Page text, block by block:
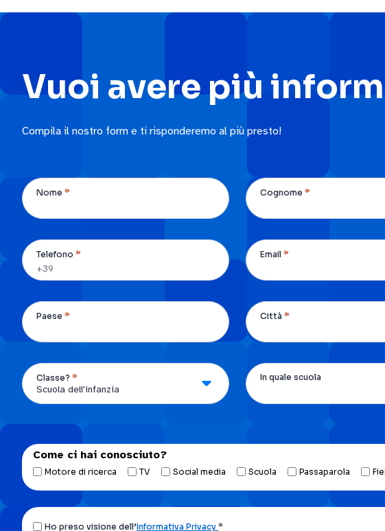
Vuoi avere più
Compila il nostro form e ti risponderemo al più presto!
Nome * Cognome *
Telefono * Email *
Paese * Città *
Classe? * In quale scuola
Come ci hai conosciuto?
Motore di ricerca TV Social media Scuola Passaparola
HoHo preso visione dell’Informativa Privacy *